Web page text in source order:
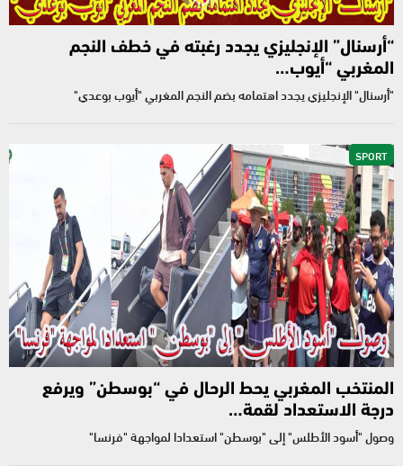
“أرسنال” الإنجليزي يجدد رغبته في خطف النجم
المغربي “أيوب…
"أرسنال" الإنجليزي يجدد اهتمامه بضم النجم المغربي "أيوب بوعدي"
SPORT
المنتخب المغربي يحط الرحال في “بوسطن” ويرفع
درجة الاستعداد لقمة…
وصول "أسود الأطلس" إلى "بوسطن" استعدادا لمواجهة "فرنسا"